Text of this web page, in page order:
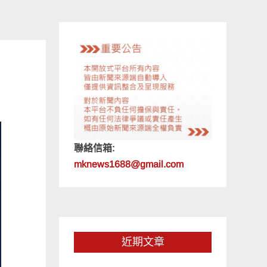
聯絡信箱:
mknews1688@gmail.com
近期文章